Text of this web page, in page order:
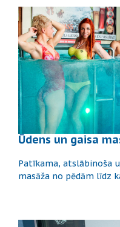
Ūdens un gaisa
Patīkama, atslābinoša
masāža no pēdām līdz